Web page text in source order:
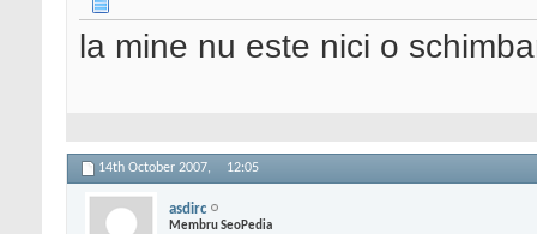
la mine nu este nici o
14th October 2007, 12:05
asdirc
Membru SeoPedia